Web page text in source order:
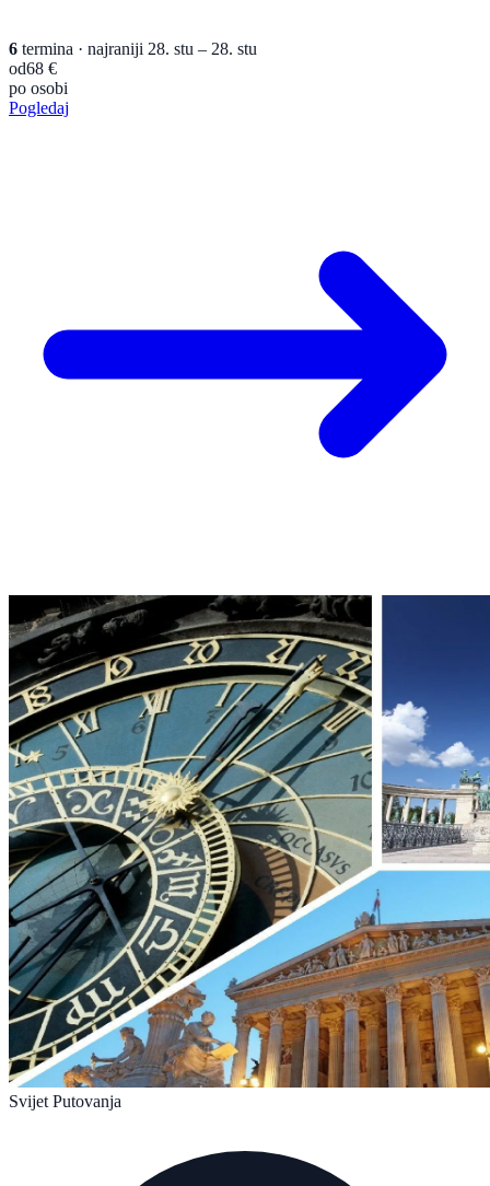
6 termina · najraniji 28. stu – 28. stu
od68 €
po osobi
Pogledaj
Svijet Putovanja